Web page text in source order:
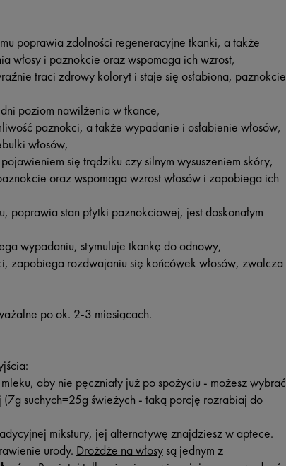
poprawia zdolności regeneracyjne tkanki, a także
włosy i paznokcie oraz wspomaga ich wzrost,
traci zdrowy koloryt i staje się osłabiona, paznokcie
poziom nawilżenia w tkance,
paznokci, a także wypadanie i osłabienie włosów,
włosów,
się trądziku czy silnym wysuszeniem skóry,
oraz wspomaga wzrost włosów i zapobiega ich
poprawia stan płytki paznokciowej, jest doskonałym
wypadaniu, stymuluje tkankę do odnowy,
zapobiega rozdwajaniu się końcówek włosów, zwalcza
po ok. 2-3 miesiącach.
aby nie pęczniały już po spożyciu - możesz wybrać
suchych=25g świeżych - taką porcję rozrabiaj do
mikstury, jej alternatywę znajdziesz w aptece.
urody. Drożdże na włosysą jednym z